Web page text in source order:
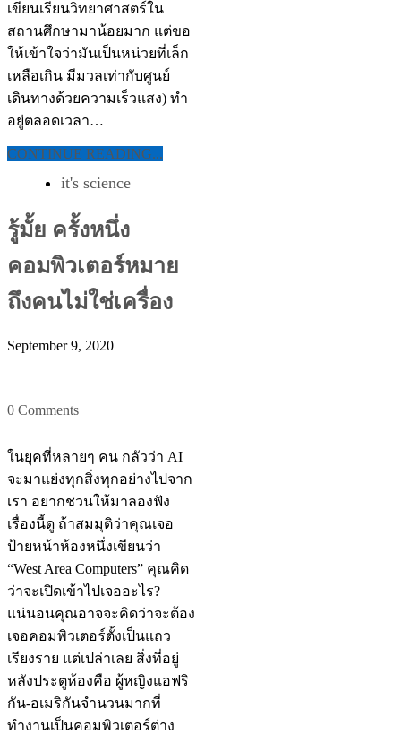
เขียนเรียนวิทยาศาสตร์ใน
สถานศึกษามาน้อยมาก แต่ขอ
ให้เข้าใจว่ามันเป็นหน่วยที่เล็ก
เหลือเกิน มีมวลเท่ากับศูนย์
เดินทางด้วยความเร็วแสง) ทำ
อยู่ตลอดเวลา…
CONTINUE READING...
it's science
รู้มั้ย ครั้งหนึ่ง
คอมพิวเตอร์หมาย
ถึงคนไม่ใช่เครื่อง
September 9, 2020
0 Comments
ในยุคที่หลายๆ คน กลัวว่า AI
จะมาแย่งทุกสิ่งทุกอย่างไปจาก
เรา อยากชวนให้มาลองฟัง
เรื่องนี้ดู ถ้าสมมุติว่าคุณเจอ
ป้ายหน้าห้องหนึ่งเขียนว่า
“West Area Computers” คุณคิด
ว่าจะเปิดเข้าไปเจออะไร?
แน่นอนคุณอาจจะคิดว่าจะต้อง
เจอคอมพิวเตอร์ตั้งเป็นแถว
เรียงราย แต่เปล่าเลย สิ่งที่อยู่
หลังประตูห้องคือ ผู้หญิงแอฟริ
กัน-อเมริกันจำนวนมากที่
ทำงานเป็นคอมพิวเตอร์ต่าง